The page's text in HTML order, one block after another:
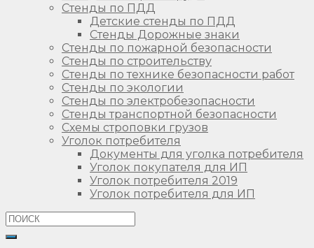
Стенды по ПДД
Детские стенды по ПДД
Стенды Дорожные знаки
Стенды по пожарной безопасности
Стенды по строительству
Стенды по технике безопасности работ
Стенды по экологии
Стенды по электробезопасности
Стенды транспортной безопасности
Схемы строповки грузов
Уголок потребителя
Документы для уголка потребителя
Уголок покупателя для ИП
Уголок потребителя 2019
Уголок потребителя для ИП